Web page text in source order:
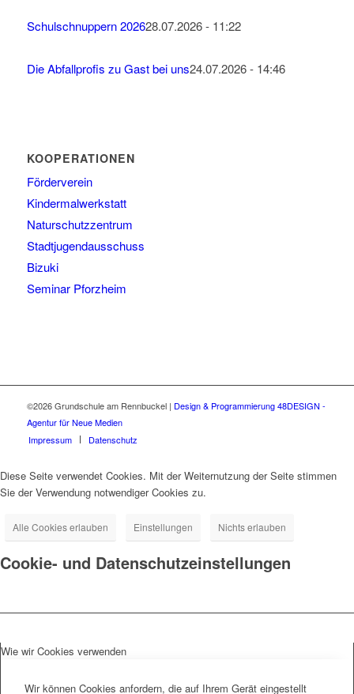
Schulschnuppern 202628.07.2026 - 11:22
Die Abfallprofis zu Gast bei uns24.07.2026 - 14:46
KOOPERATIONEN
Förderverein
Kindermalwerkstatt
Naturschutzzentrum
Stadtjugendausschuss
Bizuki
Seminar Pforzheim
©2026 Grundschule am Rennbuckel | Design & Programmierung 48DESIGN -
Agentur für Neue Medien
Impressum
Datenschutz
Diese Seite verwendet Cookies. Mit der Weiternutzung der Seite stimmen
Sie der Verwendung notwendiger Cookies zu.
Alle Cookies erlauben Einstellungen Nichts erlauben
Cookie- und Datenschutzeinstellungen
Wie wir Cookies verwenden
Wir können Cookies anfordern, die auf Ihrem Gerät eingestellt